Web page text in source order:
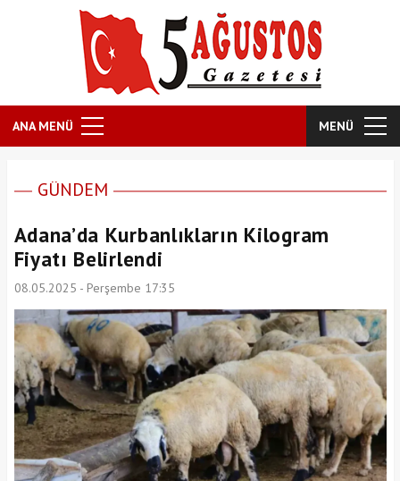
ANA MENÜ MENÜ
GÜNDEM
Adana’da Kurbanlıkların Kilogram
Fiyatı Belirlendi
08.05.2025 - Perşembe 17:35